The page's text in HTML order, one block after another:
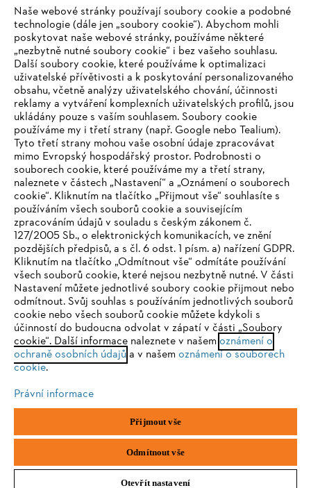
#STIHL
Společnost
STIHL FAQ
Služby
Ochrana osobních údajů Právní doložka Cookies
Chrlická 753
IHR BROWSER WIRD NICHT
UNTERSTÜTZT
Sie nutzen einen Browser, den wir noch nicht unterstützen. Für
eine optimale Nutzung unserer Seite empfehlen wir Ihnen, zu
einem der folgenden Browser zu wechseln:
Firefox Chrome
Naše webové stránky používají soubory cookie a podobné
technologie (dále jen „soubory cookie“). Abychom mohli
poskytovat naše webové stránky, používáme některé
„nezbytně nutné soubory cookie“ i bez vašeho souhlasu.
Další soubory cookie, které používáme k optimalizaci
uživatelské přívětivosti a k poskytování personalizovaného
obsahu, včetně analýzy uživatelského chování, účinnosti
reklamy a vytváření komplexních uživatelských profilů, jsou
ukládány pouze s vaším souhlasem. Soubory cookie
používáme my i třetí strany (např. Google nebo Tealium).
Tyto třetí strany mohou vaše osobní údaje zpracovávat
mimo Evropský hospodářský prostor. Podrobnosti o
souborech cookie, které používáme my a třetí strany,
naleznete v částech „Nastavení“ a „Oznámení o souborech
cookie“. Kliknutím na tlačítko „Přijmout vše“ souhlasíte s
používáním všech souborů cookie a souvisejícím
zpracováním údajů v souladu s českým zákonem č.
127/2005 Sb., o elektronických komunikacích, ve znění
pozdějších předpisů, a s čl. 6 odst. 1 písm. a) nařízení GDPR.
Kliknutím na tlačítko „Odmítnout vše“ odmítáte používání
všech souborů cookie, které nejsou nezbytně nutné. V části
Nastavení můžete jednotlivé soubory cookie přijmout nebo
odmítnout. Svůj souhlas s používáním jednotlivých souborů
cookie nebo všech souborů cookie můžete kdykoli s
účinností do budoucna odvolat v zápatí v části „Soubory
cookie“. Další informace naleznete v našem oznámení o
ochraně osobních údajůa v našem oznámení o souborech
cookie.
Právní informace
Přijmout vše
Odmítnout vše
Otevřít nastavení